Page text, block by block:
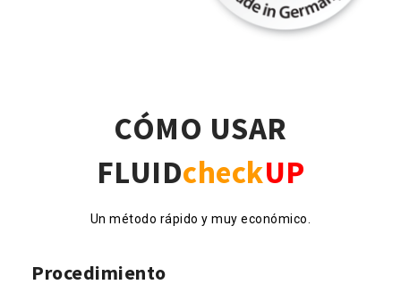
CÓMO USAR
FLUIDcheckUP
Un método rápido y muy económico.
Procedimiento